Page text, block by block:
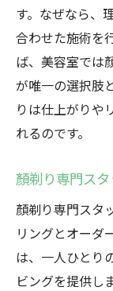
す。なぜなら、
合わせた施術を
ば、美容室では
が唯一の選択肢
りは仕上がりや
れるのです。
顏剃り専門ス
顏剃り専門スタ
リングとオーダ
は、一人ひとり
ビングを提供し